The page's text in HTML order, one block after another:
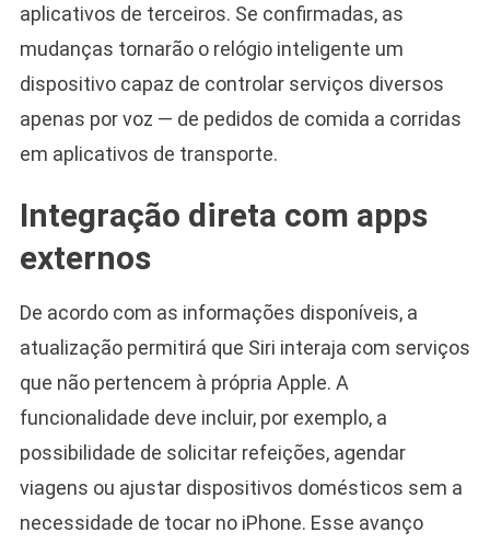
aplicativos de terceiros. Se confirmadas, as
mudanças tornarão o relógio inteligente um
dispositivo capaz de controlar serviços diversos
apenas por voz — de pedidos de comida a corridas
em aplicativos de transporte.
Integração direta com apps
externos
De acordo com as informações disponíveis, a
atualização permitirá que Siri interaja com serviços
que não pertencem à própria Apple. A
funcionalidade deve incluir, por exemplo, a
possibilidade de solicitar refeições, agendar
viagens ou ajustar dispositivos domésticos sem a
necessidade de tocar no iPhone. Esse avanço